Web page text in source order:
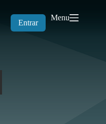
Entrar
Menu